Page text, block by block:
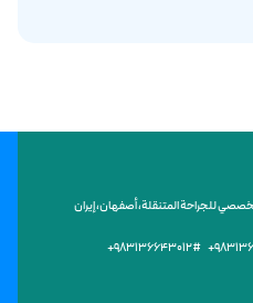
للجراحة المتنقلة، أصفهان، إيران
+۹۸۳۱۳۶۶۴۳۰۱۲# +۹۸